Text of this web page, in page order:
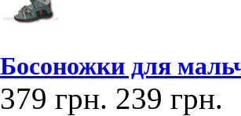
Босоножки для
379 грн. 239 грн.